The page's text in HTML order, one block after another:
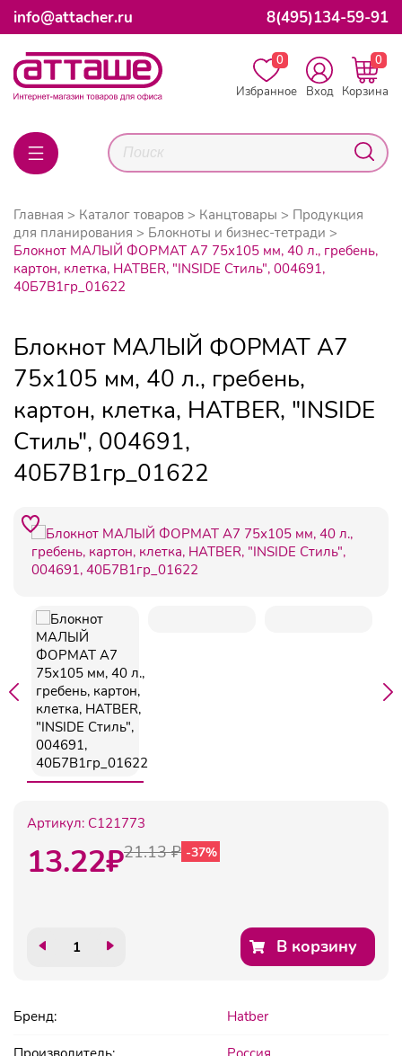
info@attacher.ru 8(495)134-59-91
0
Избранное
Вход
0
Корзина
Главная Каталог товаров Канцтовары
Продукция
для планирования
Блокноты и бизнес-тетради
Блокнот МАЛЫЙ ФОРМАТ А7 75х105 мм, 40 л., гребень,
картон, клетка, HATBER, "INSIDE Стиль", 004691,
40Б7B1гр_01622
Блокнот МАЛЫЙ ФОРМАТ А7
75х105 мм, 40 л., гребень,
картон, клетка, HATBER, "INSIDE
Стиль", 004691,
40Б7B1гр_01622
Артикул: C121773
13.22₽21.13 ₽ -37%
В корзину
Бренд: Hatber